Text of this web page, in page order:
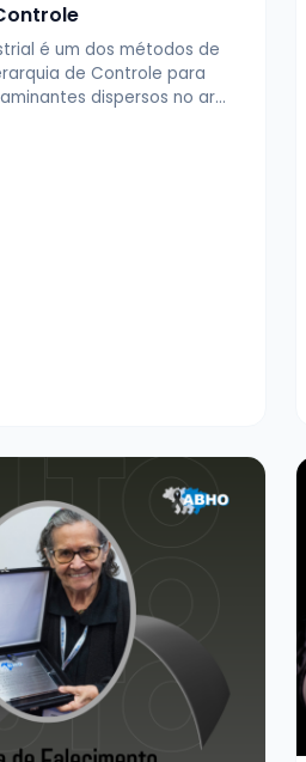
é um dos métodos de
de Controle para
dispersos no ar…